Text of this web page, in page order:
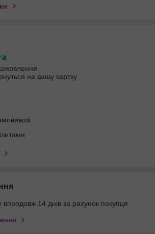
на вашу картку
14 днів за рахунок покупця